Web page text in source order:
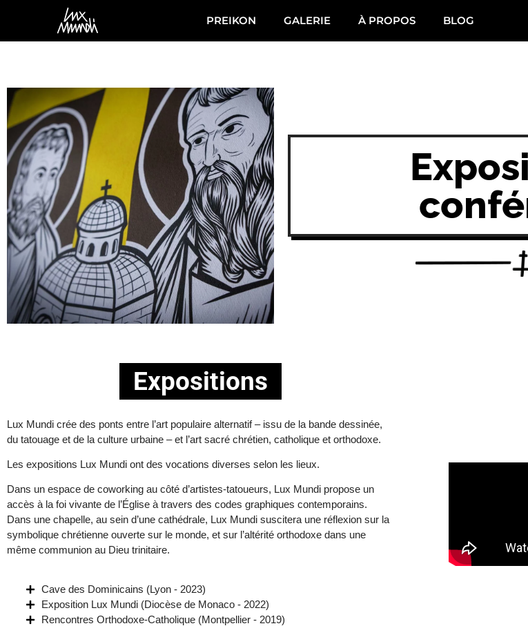
PREIKON GALERIE À PROPOS BLOG
Expositions
Lux Mundi crée des ponts entre l’art populaire alternatif – issu de la bande dessinée,
du tatouage et de la culture urbaine – et l’art sacré chrétien, catholique et orthodoxe.
Les expositions Lux Mundi ont des vocations diverses selon les lieux.
Dans un espace de coworking au côté d’artistes-tatoueurs, Lux Mundi propose un
accès à la foi vivante de l’Église à travers des codes graphiques contemporains.
Dans une chapelle, au sein d’une cathédrale, Lux Mundi suscitera une réflexion sur la
symbolique chrétienne ouverte sur le monde, et sur l’altérité orthodoxe dans une
même communion au Dieu trinitaire.
Cave des Dominicains (Lyon - 2023)
Exposition Lux Mundi (Diocèse de Monaco - 2022)
Rencontres Orthodoxe-Catholique (Montpellier - 2019)